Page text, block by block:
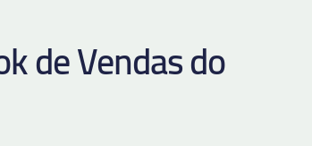
de Vendas do